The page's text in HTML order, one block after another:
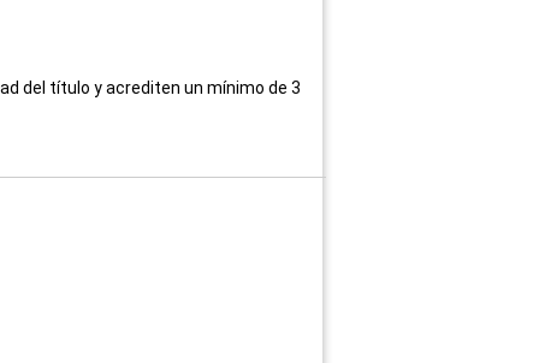
del título y acrediten un mínimo de 3